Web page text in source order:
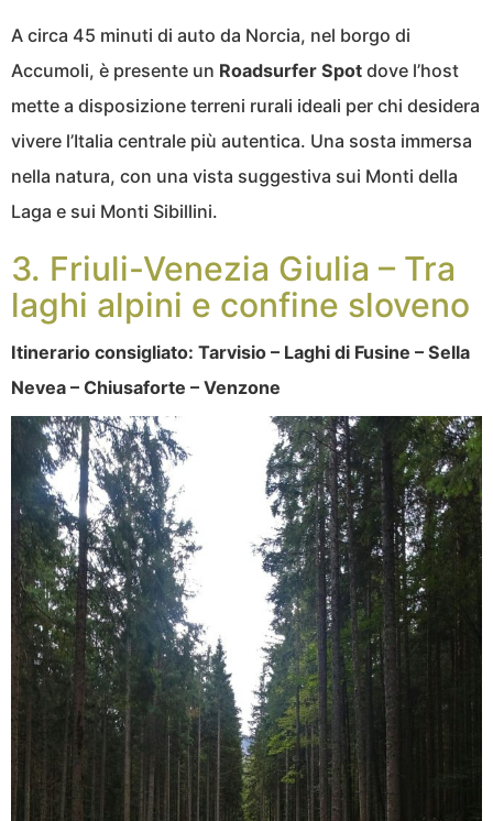
A circa 45 minuti di auto da Norcia, nel borgo di
Accumoli, è presente un Roadsurfer Spot dove l’host
mette a disposizione terreni rurali ideali per chi desidera
vivere l’Italia centrale più autentica. Una sosta immersa
nella natura, con una vista suggestiva sui Monti della
Laga e sui Monti Sibillini.
3. Friuli-Venezia Giulia – Tra
laghi alpini e confine sloveno
Itinerario consigliato: Tarvisio – Laghi di Fusine – Sella
Nevea – Chiusaforte – Venzone